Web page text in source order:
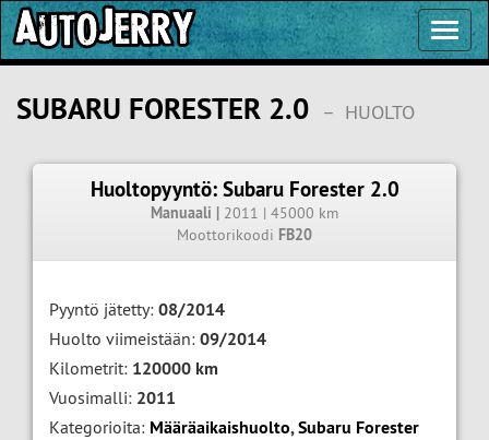
SUBARU FORESTER 2.0 – HUOLTO
Huoltopyyntö: Subaru Forester 2.0
Manuaali | 2011 | 45000 km
Moottorikoodi FB20
Pyyntö jätetty: 08/2014
Huolto viimeistään: 09/2014
Kilometrit: 120000 km
Vuosimalli: 2011
Kategorioita: Määräaikaishuolto,Subaru Forester